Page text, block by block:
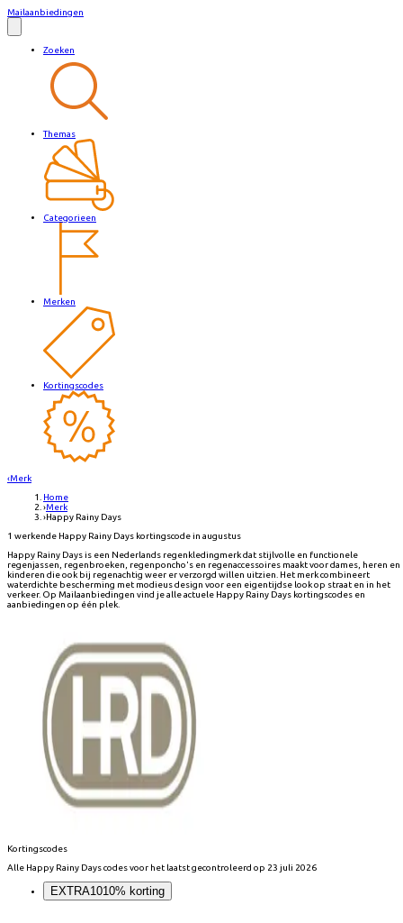
Mailaanbiedingen
Zoeken
Themas
Categorieen
Merken
Kortingscodes
‹Merk
Home
›Merk
›Happy Rainy Days
1 werkende Happy Rainy Days kortingscode in augustus
Happy Rainy Days is een Nederlands regenkledingmerk dat stijlvolle en functionele
regenjassen, regenbroeken, regenponcho's en regenaccessoires maakt voor dames, heren en
kinderen die ook bij regenachtig weer er verzorgd willen uitzien. Het merk combineert
waterdichte bescherming met modieus design voor een eigentijdse look op straat en in het
verkeer. Op Mailaanbiedingen vind je alle actuele Happy Rainy Days kortingscodes en
aanbiedingen op één plek.
Kortingscodes
Alle Happy Rainy Dayscodes voor het laatst gecontroleerd op 23 juli 2026
EXTRA1010% korting